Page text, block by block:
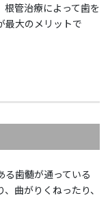
管治療によって歯を
最大のメリットで
歯髄が通っている
曲がりくねったり、